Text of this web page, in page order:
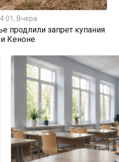
Вчера
продлили запрет купания
Кеноне